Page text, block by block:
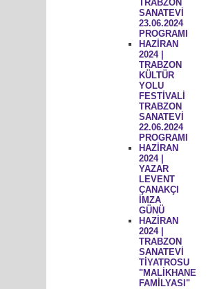
TRABZON
SANATEVİ
23.06.2024
PROGRAMI
HAZİRAN
2024 |
TRABZON
KÜLTÜR
YOLU
FESTİVALİ
TRABZON
SANATEVİ
22.06.2024
PROGRAMI
HAZİRAN
2024 |
YAZAR
LEVENT
ÇANAKÇI
İMZA
GÜNÜ
HAZİRAN
2024 |
TRABZON
SANATEVİ
TİYATROSU
"MALİKHANE
FAMİLYASI"